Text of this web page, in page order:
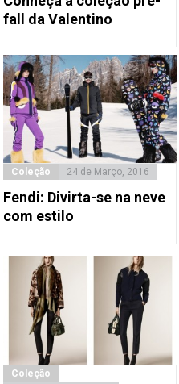
fall da Valentino
Coleção 24 de Março, 2016
Fendi: Divirta-se na neve
com estilo
Coleção